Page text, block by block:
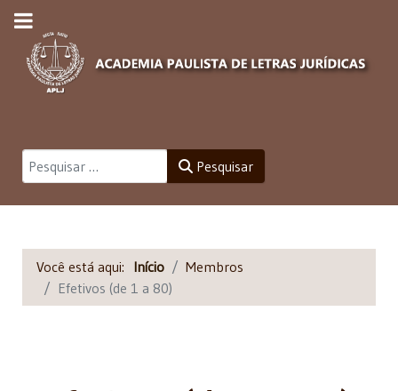
Pesquisar Pesquisar
Você está aqui: Início
Membros
Efetivos (de 1 a 80)